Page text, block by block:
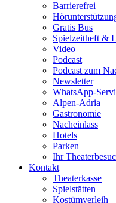
Barrierefrei
Gratis Bus
Spielzeitheft &
Video
Podcast
Podcast zum
Newsletter
WhatsApp-
Alpen-Adria
Gastronomie
Nacheinlass
Hotels
Parken
Ihr
Kontakt
Theaterkasse
Spielstätten
Kostümverleih